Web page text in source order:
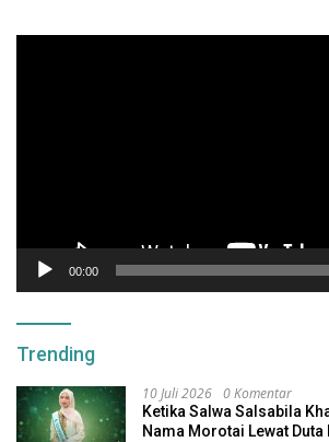
00:00
Trending
10 Juli 2026 0 Komentar
Ketika Salwa Salsabila
Nama Morotai Lewat Duta